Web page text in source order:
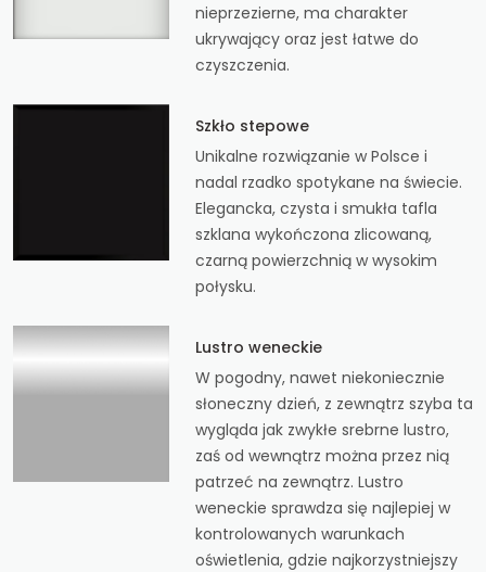
nieprzezierne, ma charakter
ukrywający oraz jest łatwe do
czyszczenia.
Szkło stepowe
Unikalne rozwiązanie w Polsce i
nadal rzadko spotykane na świecie.
Elegancka, czysta i smukła tafla
szklana wykończona zlicowaną,
czarną powierzchnią w wysokim
połysku.
Lustro weneckie
W pogodny, nawet niekoniecznie
słoneczny dzień, z zewnątrz szyba ta
wygląda jak zwykłe srebrne lustro,
zaś od wewnątrz można przez nią
patrzeć na zewnątrz. Lustro
weneckie sprawdza się najlepiej w
kontrolowanych warunkach
oświetlenia, gdzie najkorzystniejszy